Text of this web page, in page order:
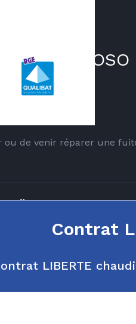
Contrat
LIBERTE
D'AMBROSO
de venir réparer une
tres...